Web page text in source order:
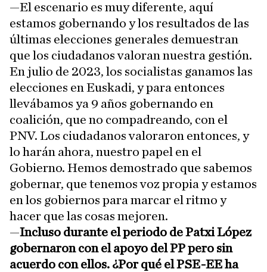
—El escenario es muy diferente, aquí
estamos gobernando y los resultados de las
últimas elecciones generales demuestran
que los ciudadanos valoran nuestra gestión.
En julio de 2023, los socialistas ganamos las
elecciones en Euskadi, y para entonces
llevábamos ya 9 años gobernando en
coalición, que no compadreando, con el
PNV. Los ciudadanos valoraron entonces, y
lo harán ahora, nuestro papel en el
Gobierno. Hemos demostrado que sabemos
gobernar, que tenemos voz propia y estamos
en los gobiernos para marcar el ritmo y
hacer que las cosas mejoren.
—Incluso durante el periodo de Patxi López
gobernaron con el apoyo del PP pero sin
acuerdo con ellos. ¿Por qué el PSE-EE ha